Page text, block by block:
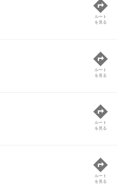
ルート
を見る
ルート
を見る
ルート
を見る
ルート
を見る